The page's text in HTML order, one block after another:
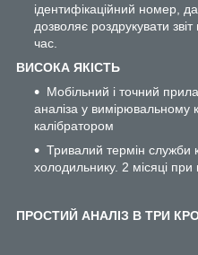
ідентифікаційний номер,
дозволяє роздрукувати
час.
ВИСОКА ЯКІСТЬ
Мобільний і точний
аналіза у вимірювальному
калібратором
Тривалий термін служби
холодильнику. 2 місяці при
ПРОСТИЙ АНАЛІЗ В ТРИ